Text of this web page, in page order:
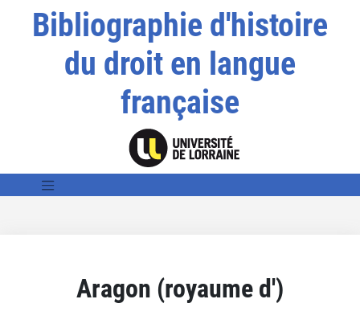
Bibliographie d'histoire
du droit en langue
française
Aragon (royaume d')